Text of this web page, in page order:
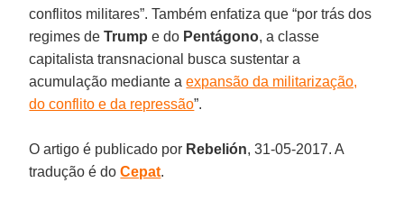
conflitos militares”. Também enfatiza que “por trás dos
regimes deTrump e do Pentágono, a classe
capitalista transnacional busca sustentar a
acumulação mediante aexpansão da militarização,
do conflito e da repressão”.
O artigo é publicado por Rebelión, 31-05-2017. A
tradução é doCepat.